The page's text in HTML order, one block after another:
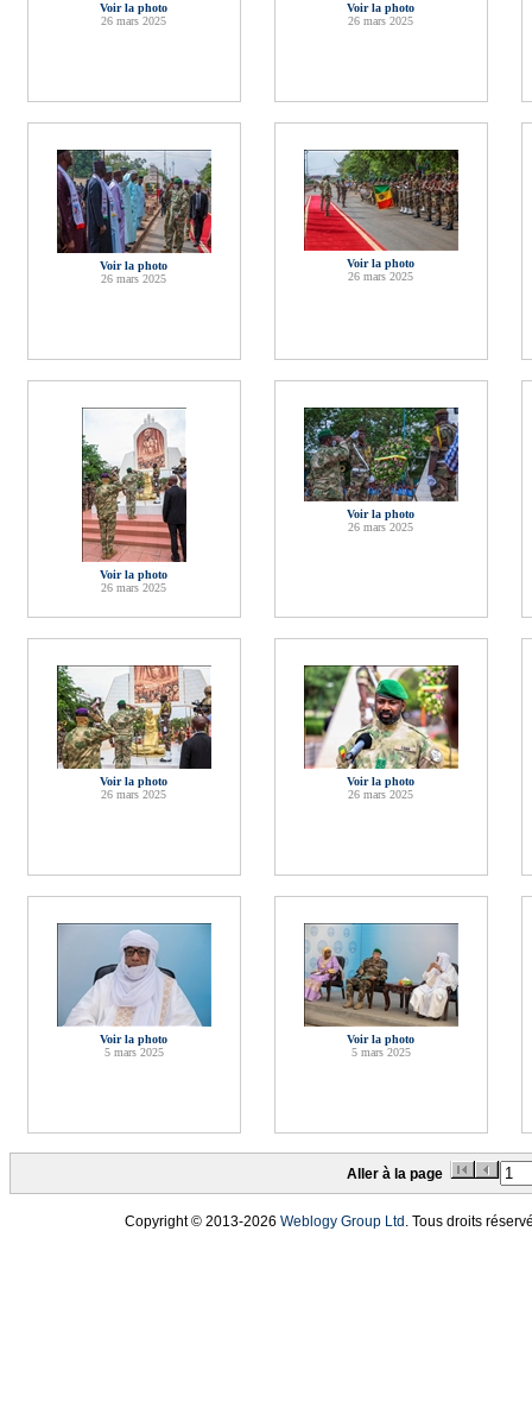
Voir la photo
26 mars 2025
Voir la photo
26 mars 2025
Voir la photo
26 mars 2025
Voir la photo
26 mars 2025
Voir la photo
26 mars 2025
Voir la photo
26 mars 2025
Voir la photo
26 mars 2025
Voir la photo
26 mars 2025
Voir la photo
5 mars 2025
Voir la photo
5 mars 2025
Aller à la page
Copyright © 2013-2026 Weblogy Group Ltd . Tous droits